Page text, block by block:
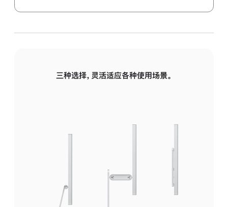
三种选择，灵活适应各种使用场景。